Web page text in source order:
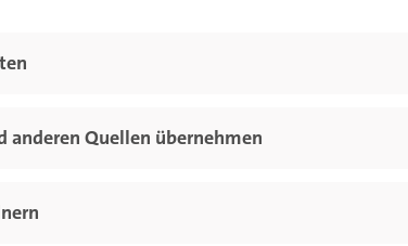
anderen Quellen übernehmen